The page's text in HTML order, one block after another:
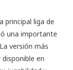
principal liga de
una importante
versión más
en